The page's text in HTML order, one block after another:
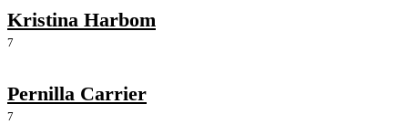
Kristina Harbom
7
Pernilla Carrier
7